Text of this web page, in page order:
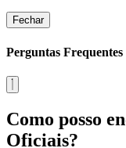
Fechar
Perguntas Frequentes
Como posso
Oficiais?